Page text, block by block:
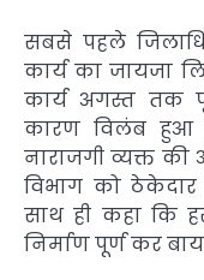
सबसे पहले
कार्य का जायजा
कार्य अगस्त तक
कारण विलंब हुआ
नाराजगी व्यक्त की
विभाग को
साथ ही कहा कि
निर्माण पूर्ण कर